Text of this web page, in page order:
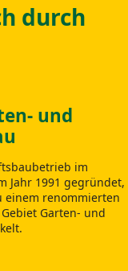
durch
und
im
Jahr 1991 gegründet,
einem renommierten
Garten- und